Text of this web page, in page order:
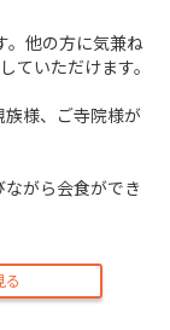
。他の方に気兼ね
ていただけます。
族様、ご寺院様が
がら会食ができ
る